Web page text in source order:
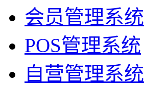
会员管理系统
POS管理系统
自营管理系统